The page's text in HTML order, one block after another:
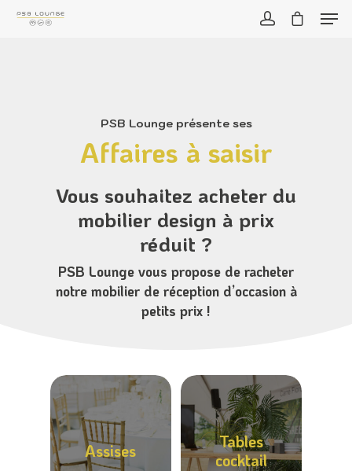
PSB Lounge présente ses
Affaires à saisir
Vous souhaitez acheter du
mobilier design à prix
réduit ?
PSB Lounge vous propose de racheter
notre mobilier de réception d’occasion à
petits prix !
Assises
Tables
cocktail